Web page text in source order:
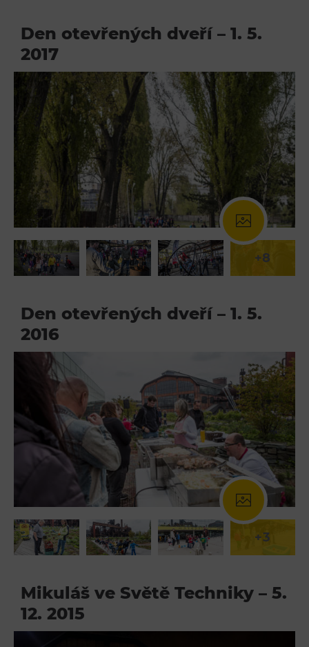
Den otevřených dveří – 1. 5.
2017
+8
Den otevřených dveří – 1. 5.
2016
+3
Mikuláš ve Světě Techniky – 5.
12. 2015